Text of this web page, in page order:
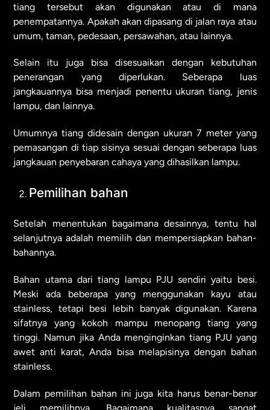
tiang tersebut akan digunakan atau di mana
penempatannya. Apakah akan dipasang di jalan raya atau
umum, taman, pedesaan, persawahan, atau lainnya.
Selain itu juga bisa disesuaikan dengan kebutuhan
penerangan yang diperlukan. Seberapa luas
jangkauannya bisa menjadi penentu ukuran tiang, jenis
lampu, dan lainnya.
Umumnya tiang didesain dengan ukuran 7 meter yang
pemasangan di tiap sisinya sesuai dengan seberapa luas
jangkauan penyebaran cahaya yang dihasilkan lampu.
Pemilihan bahan
Setelah menentukan bagaimana desainnya, tentu hal
selanjutnya adalah memilih dan mempersiapkan bahan-
bahannya.
Bahan utama dari tiang lampu PJU sendiri yaitu besi.
Meski ada beberapa yang menggunakan kayu atau
stainless, tetapi besi lebih banyak digunakan. Karena
sifatnya yang kokoh mampu menopang tiang yang
tinggi. Namun jika Anda menginginkan tiang PJU yang
awet anti karat, Anda bisa melapisinya dengan bahan
stainless.
Dalam pemilihan bahan ini juga kita harus benar-benar